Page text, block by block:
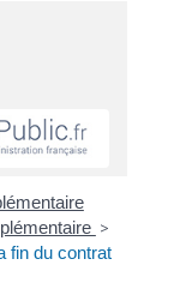
>
fin du contrat